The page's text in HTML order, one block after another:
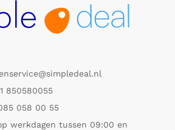
850580055
058 00 55
werkdagen tussen 09:00 en